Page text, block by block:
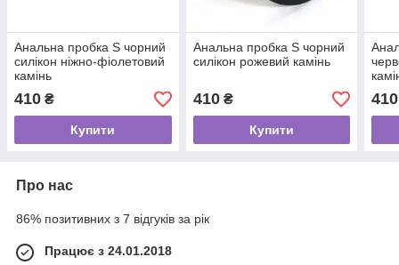
Анальна пробка S чорний
силікон ніжно-фіолетовий
камінь
410 ₴
Купити
Анальна пробка S чорний
силікон рожевий камінь
410₴
Купити
410
Про нас
86% позитивних з 7 відгуків за рік
Працює з 24.01.2018